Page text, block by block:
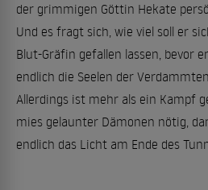
der grimmigen Göttin Hekate
Und es fragt sich, wie viel soll er
Blut-Gräfin gefallen lassen, bevor
endlich die Seelen der
Allerdings ist mehr als ein Kampf
mies gelaunter Dämonen nötig,
endlich das Licht am Ende des